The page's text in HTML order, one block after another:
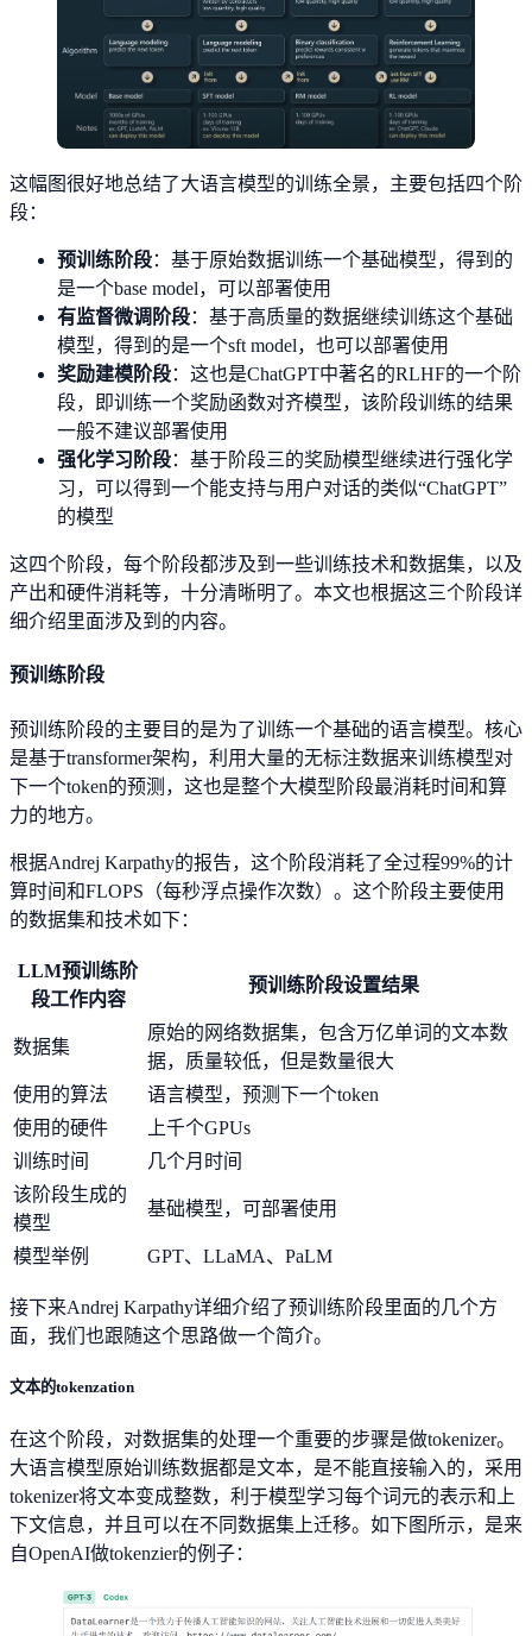
这幅图很好地总结了大语言模型的训练全景，主要包括四个阶
段：
预训练阶段：基于原始数据训练一个基础模型，得到的
是一个base model，可以部署使用
有监督微调阶段：基于高质量的数据继续训练这个基础
模型，得到的是一个sft model，也可以部署使用
奖励建模阶段：这也是ChatGPT中著名的RLHF的一个阶
段，即训练一个奖励函数对齐模型，该阶段训练的结果
一般不建议部署使用
强化学习阶段：基于阶段三的奖励模型继续进行强化学
习，可以得到一个能支持与用户对话的类似“ChatGPT”
的模型
这四个阶段，每个阶段都涉及到一些训练技术和数据集，以及
产出和硬件消耗等，十分清晰明了。本文也根据这三个阶段详
细介绍里面涉及到的内容。
预训练阶段
预训练阶段的主要目的是为了训练一个基础的语言模型。核心
是基于transformer架构，利用大量的无标注数据来训练模型对
下一个token的预测，这也是整个大模型阶段最消耗时间和算
力的地方。
根据Andrej Karpathy的报告，这个阶段消耗了全过程99%的计
算时间和FLOPS（每秒浮点操作次数）。这个阶段主要使用
的数据集和技术如下：
LLM预训练阶
段工作内容
预训练阶段设置结果
数据集
原始的网络数据集，包含万亿单词的文本数
据，质量较低，但是数量很大
使用的算法
语言模型，预测下一个token
使用的硬件
上千个GPUs
训练时间
几个月时间
该阶段生成的
模型
基础模型，可部署使用
模型举例 GPT、LLaMA、PaLM
接下来Andrej Karpathy详细介绍了预训练阶段里面的几个方
面，我们也跟随这个思路做一个简介。
文本的tokenzation
在这个阶段，对数据集的处理一个重要的步骤是做tokenizer。
大语言模型原始训练数据都是文本，是不能直接输入的，采用
tokenizer将文本变成整数，利于模型学习每个词元的表示和上
下文信息，并且可以在不同数据集上迁移。如下图所示，是来
自OpenAI做tokenzier的例子：